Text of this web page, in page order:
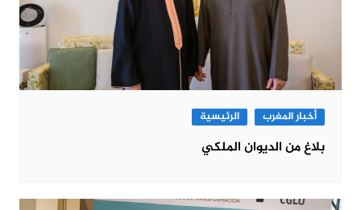
أخبار المغرب الرئيسية
بلاغ من الديوان الملكي